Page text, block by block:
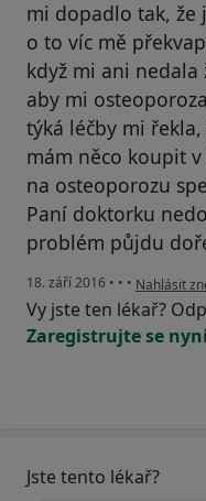
mi dopadlo tak, že
o to víc mě
když mi ani
aby mi
týká léčby mi
mám něco koupit
na osteoporozu
Paní doktorku
problém půjdu
18. září 2016 • • • podle
Nahlásit
Vy jste ten lékař?
Zaregistrujte se
Jste tento lékař?